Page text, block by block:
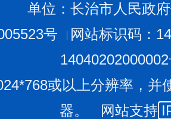
单位：长治市人民政
号
网站标识码：
或以上分辨率，并
器。 网站支持